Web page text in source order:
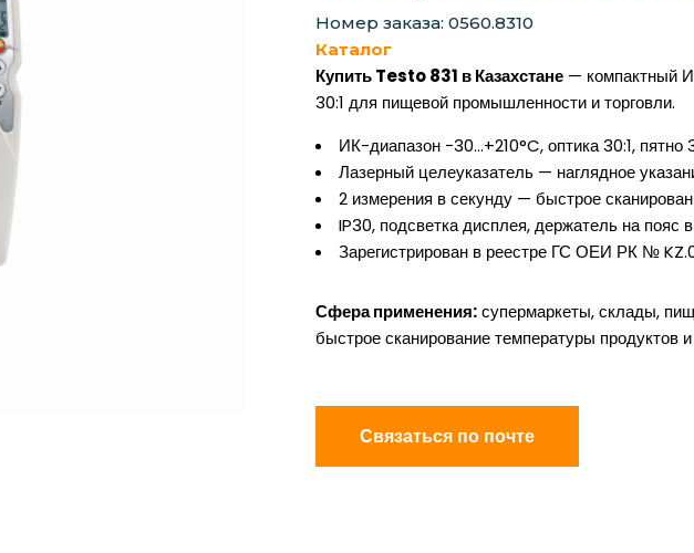
Номер заказа: 0560.8310
Каталог
Купить Testo 831 в Казахстане — компактный
30:1 для пищевой промышленности и торговли.
ИК-диапазон −30…+210°C, оптика 30:1, пятно
Лазерный целеуказатель — наглядное
2 измерения в секунду — быстрое
IP30, подсветка дисплея, держатель на пояс
Зарегистрирован в реестре ГС ОЕИ РК №
Сфера применения:супермаркеты, склады,
быстрое сканирование температуры продуктов
Связаться по почте